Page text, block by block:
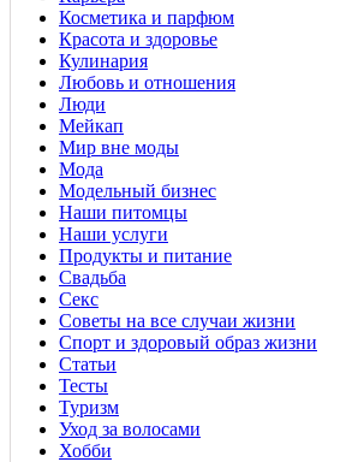
Косметика и парфюм
Красота и здоровье
Кулинария
Любовь и отношения
Люди
Мейкап
Мир вне моды
Мода
Модельный бизнес
Наши питомцы
Наши услуги
Продукты и питание
Свадьба
Секс
Советы на все случаи жизни
Спорт и здоровый образ жизни
Статьи
Тесты
Туризм
Уход за волосами
Хобби